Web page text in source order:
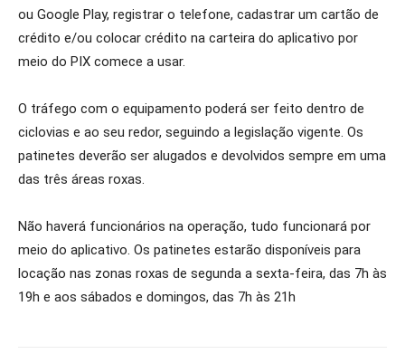
ou Google Play, registrar o telefone, cadastrar um cartão de
crédito e/ou colocar crédito na carteira do aplicativo por
meio do PIX comece a usar.
O tráfego com o equipamento poderá ser feito dentro de
ciclovias e ao seu redor, seguindo a legislação vigente. Os
patinetes deverão ser alugados e devolvidos sempre em uma
das três áreas roxas.
Não haverá funcionários na operação, tudo funcionará por
meio do aplicativo. Os patinetes estarão disponíveis para
locação nas zonas roxas de segunda a sexta-feira, das 7h às
19h e aos sábados e domingos, das 7h às 21h